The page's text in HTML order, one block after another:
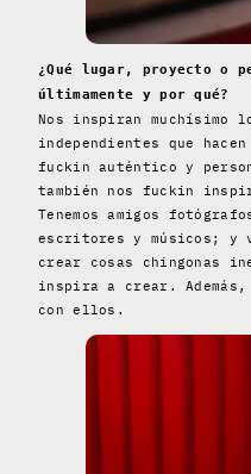
¿Qué lugar, proyecto o
últimamente y por qué?
Nos inspiran muchísimo
independientes que
fuckin auténtico y
también nos fuckin
Tenemos amigos
escritores y músicos; y
crear cosas chingonas
inspira a crear.
con ellos.